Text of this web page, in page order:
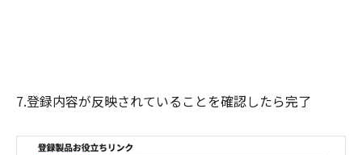
7.登録内容が反映されていることを確認したら完了